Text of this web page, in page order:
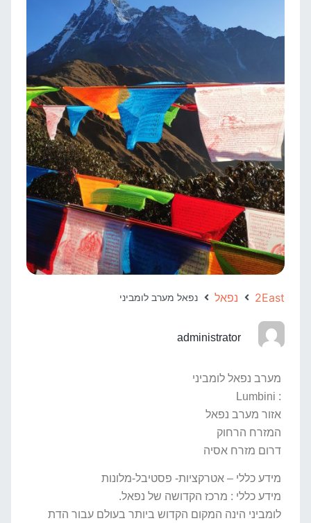
2East נפאל נפאל מערב לומביני
administrator
מערב נפאל לומביני
: Lumbini
אזור מערב נפאל
המזרח הרחוק
דרום מזרח אסיה
מידע כללי – אטרקציות- פסטיבל-מלונות
מידע כללי : מרכז הקדושה של נפאל.
לומביני הינה המקום הקדוש ביותר בעולם עבור הדת